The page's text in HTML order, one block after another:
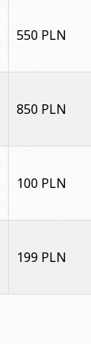
550 PLN
850 PLN
100 PLN
199 PLN